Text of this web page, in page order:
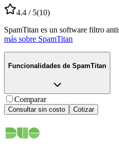
4.4 / 5(10)
SpamTitan es un software filtro
más sobre SpamTitan
Funcionalidades de SpamTitan
Comparar
Consultar sin costo Cotizar